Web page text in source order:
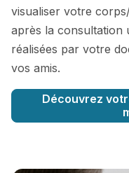
visualiser votre
après la consultation
réalisées par votre
vos amis.
Découvrez